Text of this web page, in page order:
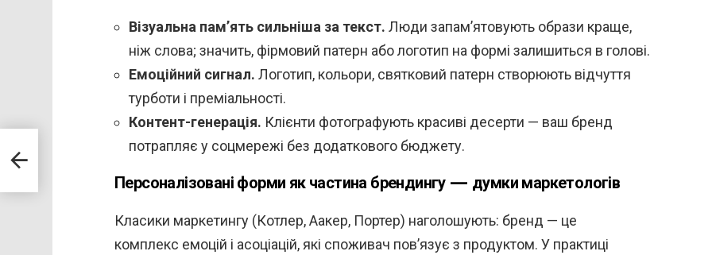
Візуальна пам’ять сильніша за текст. Люди запам’ятовують образи краще,
ніж слова; значить, фірмовий патерн або логотип на формі залишиться в голові.
Емоційний сигнал. Логотип, кольори, святковий патерн створюють відчуття
турботи і преміальності.
Контент-генерація. Клієнти фотографують красиві десерти — ваш бренд
потрапляє у соцмережі без додаткового бюджету.
Персоналізовані форми як частина брендингу — думки маркетологів
Класики маркетингу (Котлер, Аакер, Портер) наголошують: бренд — це
комплекс емоцій і асоціацій, які споживач пов’язує з продуктом. У практиці